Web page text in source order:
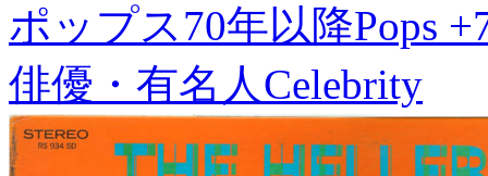
ポップス70年以降Pops
俳優・有名人Celebrity